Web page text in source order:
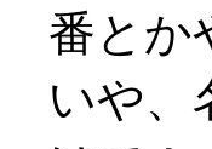
番とか
いや、